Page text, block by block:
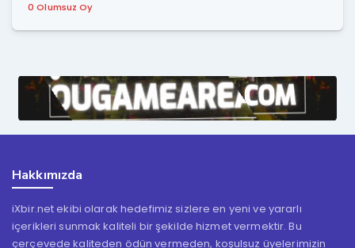
0 Olumsuz Oy
Hakkımızda
iXbir.net ekibi olarak hedefimiz sizlere en yeni ve yararlı
içerikleri sunmak kaliteli bir şekilde hizmet vermektir. Bu
çerçevede kaliteden ödün vermeden, koşulsuz üyelerimizin